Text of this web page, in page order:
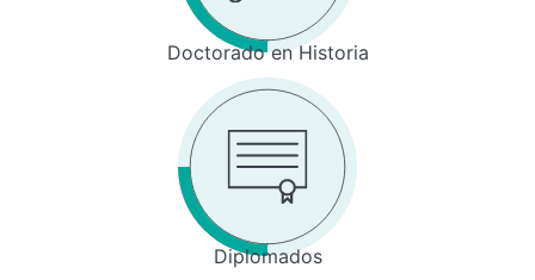
Doctorado en Historia
Diplomados